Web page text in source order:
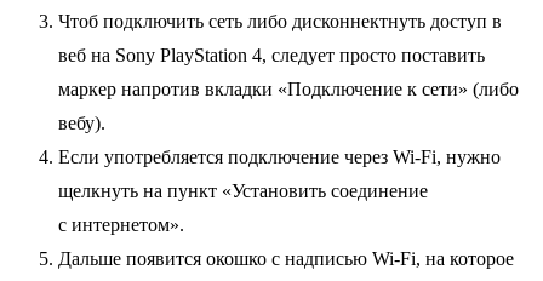
Чтоб подключить сеть либо дисконнектнуть доступ в
веб на Sony PlayStation 4, следует просто поставить
маркер напротив вкладки «Подключение к сети» (либо
вебу).
Если употребляется подключение через Wi-Fi, нужно
щелкнуть на пункт «Установить соединение
с интернетом».
Дальше появится окошко с надписью Wi-Fi, на которое